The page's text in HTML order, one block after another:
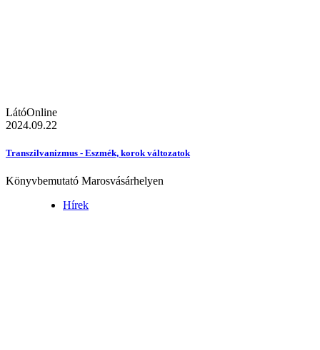
LátóOnline
2024.09.22
Transzilvanizmus - Eszmék, korok változatok
Könyvbemutató Marosvásárhelyen
Hírek